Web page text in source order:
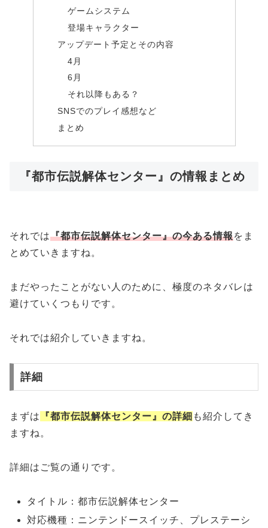
ゲームシステム
登場キャラクター
アップデート予定とその内容
4月
6月
それ以降もある？
SNSでのプレイ感想など
まとめ
『都市伝説解体センター』の情報まとめ
それでは『都市伝説解体センター』の今ある情報をま
とめていきますね。
まだやったことがない人のために、極度のネタバレは
避けていくつもりです。
それでは紹介していきますね。
詳細
まずは 『都市伝説解体センター』の詳細 も紹介してき
ますね。
詳細はご覧の通りです。
タイトル：都市伝説解体センター
対応機種：ニンテンドースイッチ、プレステーシ